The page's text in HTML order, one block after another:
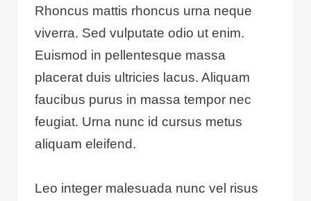
Rhoncus mattis rhoncus urna neque
viverra. Sed vulputate odio ut enim.
Euismod in pellentesque massa
placerat duis ultricies lacus. Aliquam
faucibus purus in massa tempor nec
feugiat. Urna nunc id cursus metus
aliquam eleifend.
Leo integer malesuada nunc vel risus